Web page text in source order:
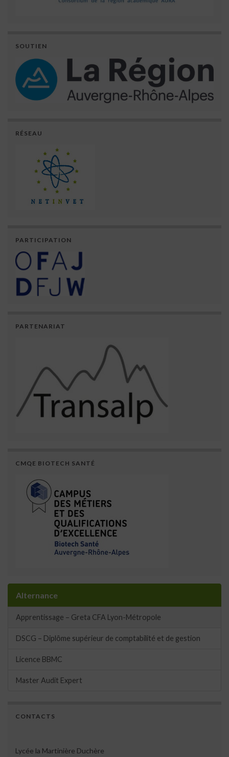
SOUTIEN
RÉSEAU
PARTICIPATION
PARTENARIAT
CMQE BIOTECH SANTÉ
Alternance
Apprentissage – Greta CFA Lyon-Métropole
DSCG – Diplôme supérieur de comptabilité et de gestion
Licence BBMC
Master Audit Expert
CONTACTS
Lycée la Martinière Duchère